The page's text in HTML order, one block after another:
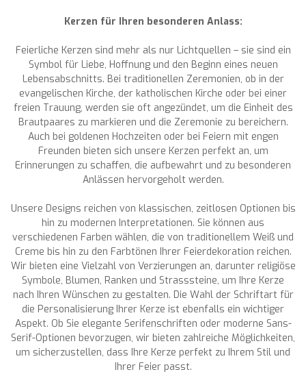
Kerzen für Ihren besonderen Anlass:
Feierliche Kerzen sind mehr als nur Lichtquellen – sie sind ein
Symbol für Liebe, Hoffnung und den Beginn eines neuen
Lebensabschnitts. Bei traditionellen Zeremonien, ob in der
evangelischen Kirche, der katholischen Kirche oder bei einer
freien Trauung, werden sie oft angezündet, um die Einheit des
Brautpaares zu markieren und die Zeremonie zu bereichern.
Auch bei goldenen Hochzeiten oder bei Feiern mit engen
Freunden bieten sich unsere Kerzen perfekt an, um
Erinnerungen zu schaffen, die aufbewahrt und zu besonderen
Anlässen hervorgeholt werden.
Unsere Designs reichen von klassischen, zeitlosen Optionen bis
hin zu modernen Interpretationen. Sie können aus
verschiedenen Farben wählen, die von traditionellem Weiß und
Creme bis hin zu den Farbtönen Ihrer Feierdekoration reichen.
Wir bieten eine Vielzahl von Verzierungen an, darunter religiöse
Symbole, Blumen, Ranken und Strasssteine, um Ihre Kerze
nach Ihren Wünschen zu gestalten. Die Wahl der Schriftart für
die Personalisierung Ihrer Kerze ist ebenfalls ein wichtiger
Aspekt. Ob Sie elegante Serifenschriften oder moderne Sans-
Serif-Optionen bevorzugen, wir bieten zahlreiche Möglichkeiten,
um sicherzustellen, dass Ihre Kerze perfekt zu Ihrem Stil und
Ihrer Feier passt.